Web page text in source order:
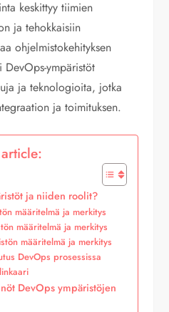
keskittyy tiimien
ja tehokkaisiin
ohjelmistokehityksen
ympäristöt
ja teknologioita, jotka
ja toimituksen.
ja niiden roolit?
määritelmä ja merkitys
määritelmä ja merkitys
määritelmä ja merkitys
DevOps prosessissa
DevOps ympäristöjen